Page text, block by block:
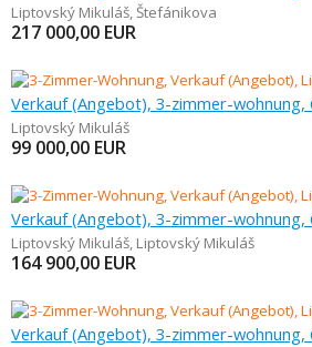
Liptovský Mikuláš,Štefánikova
217 000,00 EUR
Verkauf (Angebot), 3-zimmer-wohnung,
Liptovský Mikuláš
99 000,00 EUR
Verkauf (Angebot), 3-zimmer-wohnung,
Liptovský Mikuláš, Liptovský Mikuláš
164 900,00 EUR
Verkauf (Angebot), 3-zimmer-wohnung,